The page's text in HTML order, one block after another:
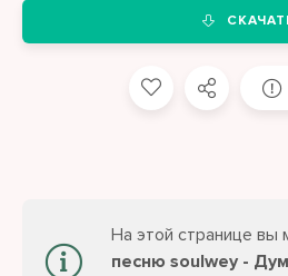
На этой странице вы
песню soulwey -